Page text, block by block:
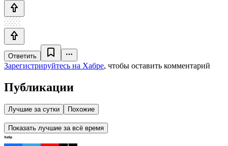
Ответить
Зарегистрируйтесь на Хабре, чтобы оставить комментарий
Публикации
Лучшие за сутки Похожие
Показать лучшие за всё время